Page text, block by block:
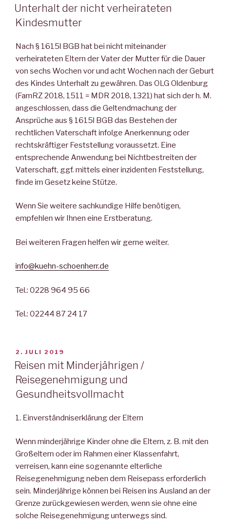
AM
Unterhalt der nicht verheirateten
Kindesmutter
Nach § 1615l BGB hat bei nicht miteinander
verheirateten Eltern der Vater der Mutter für die Dauer
von sechs Wochen vor und acht Wochen nach der Geburt
des Kindes Unterhalt zu gewähren. Das OLG Oldenburg
(FamRZ 2018, 1511 = MDR 2018, 1321) hat sich der h. M.
angeschlossen, dass die Geltendmachung der
Ansprüche aus § 1615l BGB das Bestehen der
rechtlichen Vaterschaft infolge Anerkennung oder
rechtskräftiger Feststellung voraussetzt. Eine
entsprechende Anwendung bei Nichtbestreiten der
Vaterschaft, ggf. mittels einer inzidenten Feststellung,
finde im Gesetz keine Stütze.
Wenn Sie weitere sachkundige Hilfe benötigen,
empfehlen wir Ihnen eine Erstberatung.
Bei weiteren Fragen helfen wir gerne weiter.
info@kuehn-schoenherr.de
Tel.: 0228 964 95 66
Tel.: 02244 87 24 17
VERÖFFENTLICHT
AM
2. JULI 2019
Reisen mit Minderjährigen /
Reisegenehmigung und
Gesundheitsvollmacht
1. Einverständniserklärung der Eltern
Wenn minderjährige Kinder ohne die Eltern, z. B. mit den
Großeltern oder im Rahmen einer Klassenfahrt,
verreisen, kann eine sogenannte elterliche
Reisegenehmigung neben dem Reisepass erforderlich
sein. Minderjährige können bei Reisen ins Ausland an der
Grenze zurückgewiesen werden, wenn sie ohne eine
solche Reisegenehmigung unterwegs sind.